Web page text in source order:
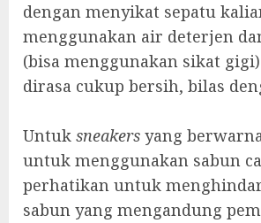
dengan menyikat sepatu
menggunakan air deterjen
(bisa menggunakan sikat
dirasa cukup bersih, bilas
Untuk sneakers yang
untuk menggunakan sabun
perhatikan untuk
sabun yang mengandung